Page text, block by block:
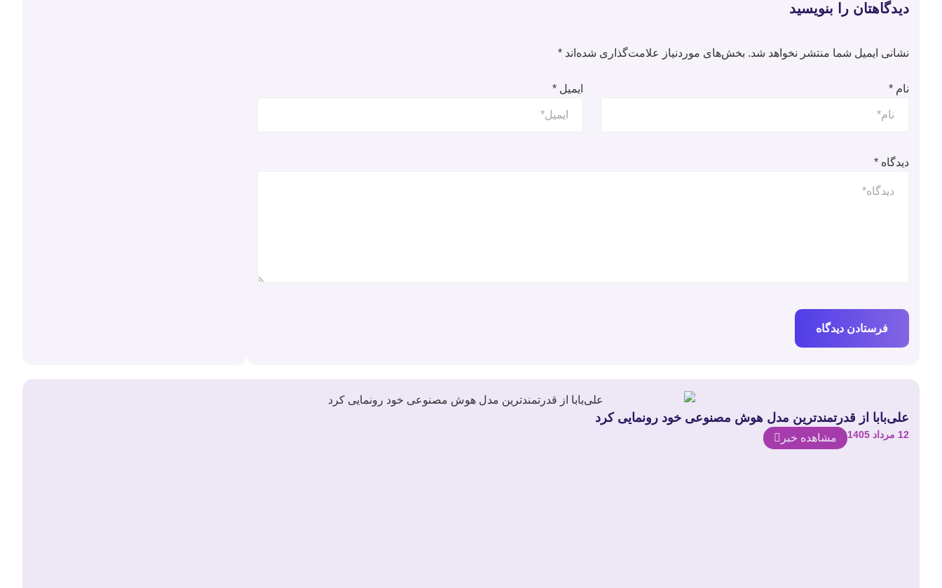
دیدگاهتان را بنویسید
نشانی ایمیل شما منتشر نخواهد شد. بخش‌های موردنیاز علامت‌گذاری شده‌اند *
نام * ایمیل *
دیدگاه *
علی‌بابا از قدرتمندترین مدل هوش مصنوعی خود رونمایی کرد
12 مرداد 1405 مشاهده خبر